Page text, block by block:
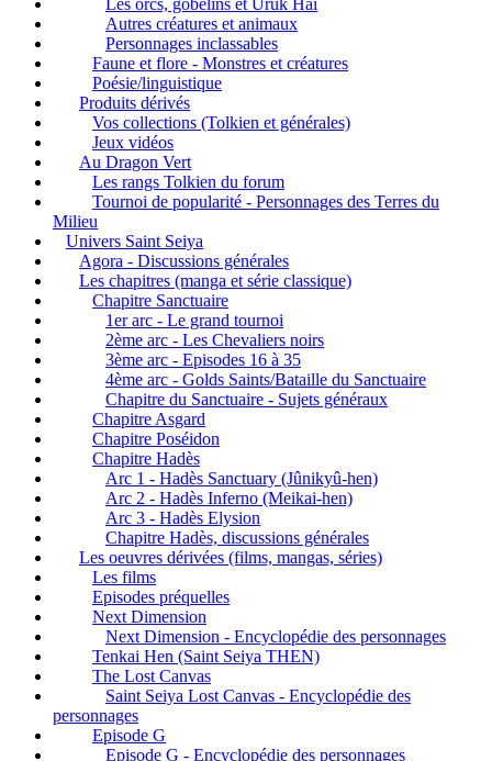
Les orcs, gobelins et Uruk Hai
Autres créatures et animaux
Personnages inclassables
Faune et flore - Monstres et créatures
Poésie/linguistique
Produits dérivés
Vos collections (Tolkien et générales)
Jeux vidéos
Au Dragon Vert
Les rangs Tolkien du forum
Tournoi de popularité - Personnages des Terres du
Milieu
Univers Saint Seiya
Agora - Discussions générales
Les chapitres (manga et série classique)
Chapitre Sanctuaire
1er arc - Le grand tournoi
2ème arc - Les Chevaliers noirs
3ème arc - Episodes 16 à 35
4ème arc - Golds Saints/Bataille du Sanctuaire
Chapitre du Sanctuaire - Sujets généraux
Chapitre Asgard
Chapitre Poséidon
Chapitre Hadès
Arc 1 - Hadès Sanctuary (Jûnikyû-hen)
Arc 2 - Hadès Inferno (Meikai-hen)
Arc 3 - Hadès Elysion
Chapitre Hadès, discussions générales
Les oeuvres dérivées (films, mangas, séries)
Les films
Episodes préquelles
Next Dimension
Next Dimension - Encyclopédie des personnages
Tenkai Hen (Saint Seiya THEN)
The Lost Canvas
Saint Seiya Lost Canvas - Encyclopédie des
personnages
Episode G
Episode G - Encyclopédie des personnages